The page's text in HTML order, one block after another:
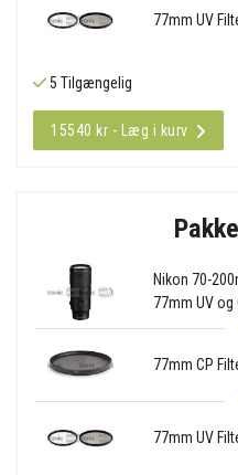
77mm UV
5 Tilgængelig
15540 kr - Læg i kurv
Nikon 70-
77mm UV og
77mm CP
77mm UV